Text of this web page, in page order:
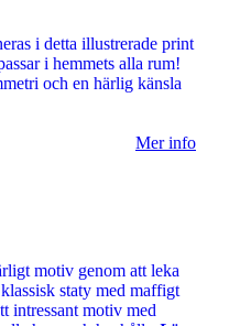
i detta illustrerade print
i hemmets alla rum!
och en härlig känsla
Mer info
motiv genom att leka
staty med maffigt
intressant motiv med